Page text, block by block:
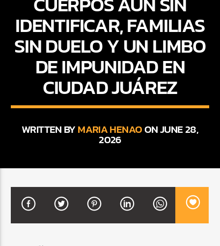
CURRENT TRACK
CURRENT SHOW
FIESTA DJ MIX
Beone Radio
IDENTIFICAR, FAMILIAS
SIN DUELO Y UN LIMBO
DE IMPUNIDAD EN
CIUDAD JUÁREZ
WRITTEN BYMARIA HENAOON JUNE 28,
2026